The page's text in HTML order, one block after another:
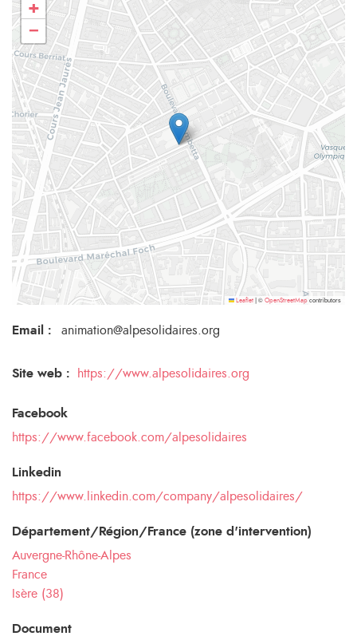
+
−
Leaflet © OpenStreetMap contributors
Email : animation@alpesolidaires.org
Site web : https://www.alpesolidaires.org
Facebook
https://www.facebook.com/alpesolidaires
Linkedin
https://www.linkedin.com/company/alpesolidaires/
Département/Région/France (zone d'intervention)
Auvergne-Rhône-Alpes
France
Isère (38)
Document